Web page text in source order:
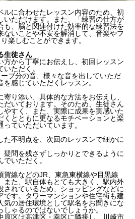
ルに合わせたレッスン内容のため、初
いただけます。また、「練習の仕方が
も、脳と関連付けた効率的な練習法を
ないことや不安を解消 して、音楽やフ
り楽しむことができます。
生徒さん
方から丁寧にお伝えし、初回レッスン
ただく。
ブ分の音、様々な音を出していただ
感じていただくレッスン。
り添い、具体的な方法をお伝えし、
だいております。そのため、生徒さん
やすく、また、実際に成果を実感いた
くとともに更なるモチベーションと楽
ていただいています。
た不明点を、次回のレッスンで細かに
疑問を残さずしっかりとできるように
いただく。
賀線などのJR、東急東横線や目黒線
また、駅自体もとても大きく、駅内外
されているため、ショッピングなどに
です。タワーマンションや住宅街も建
気の居住環境として駅名をお聞きにな
ゃるのではないでしょうか。
原区は高津区・幸区に隣接し、川崎市